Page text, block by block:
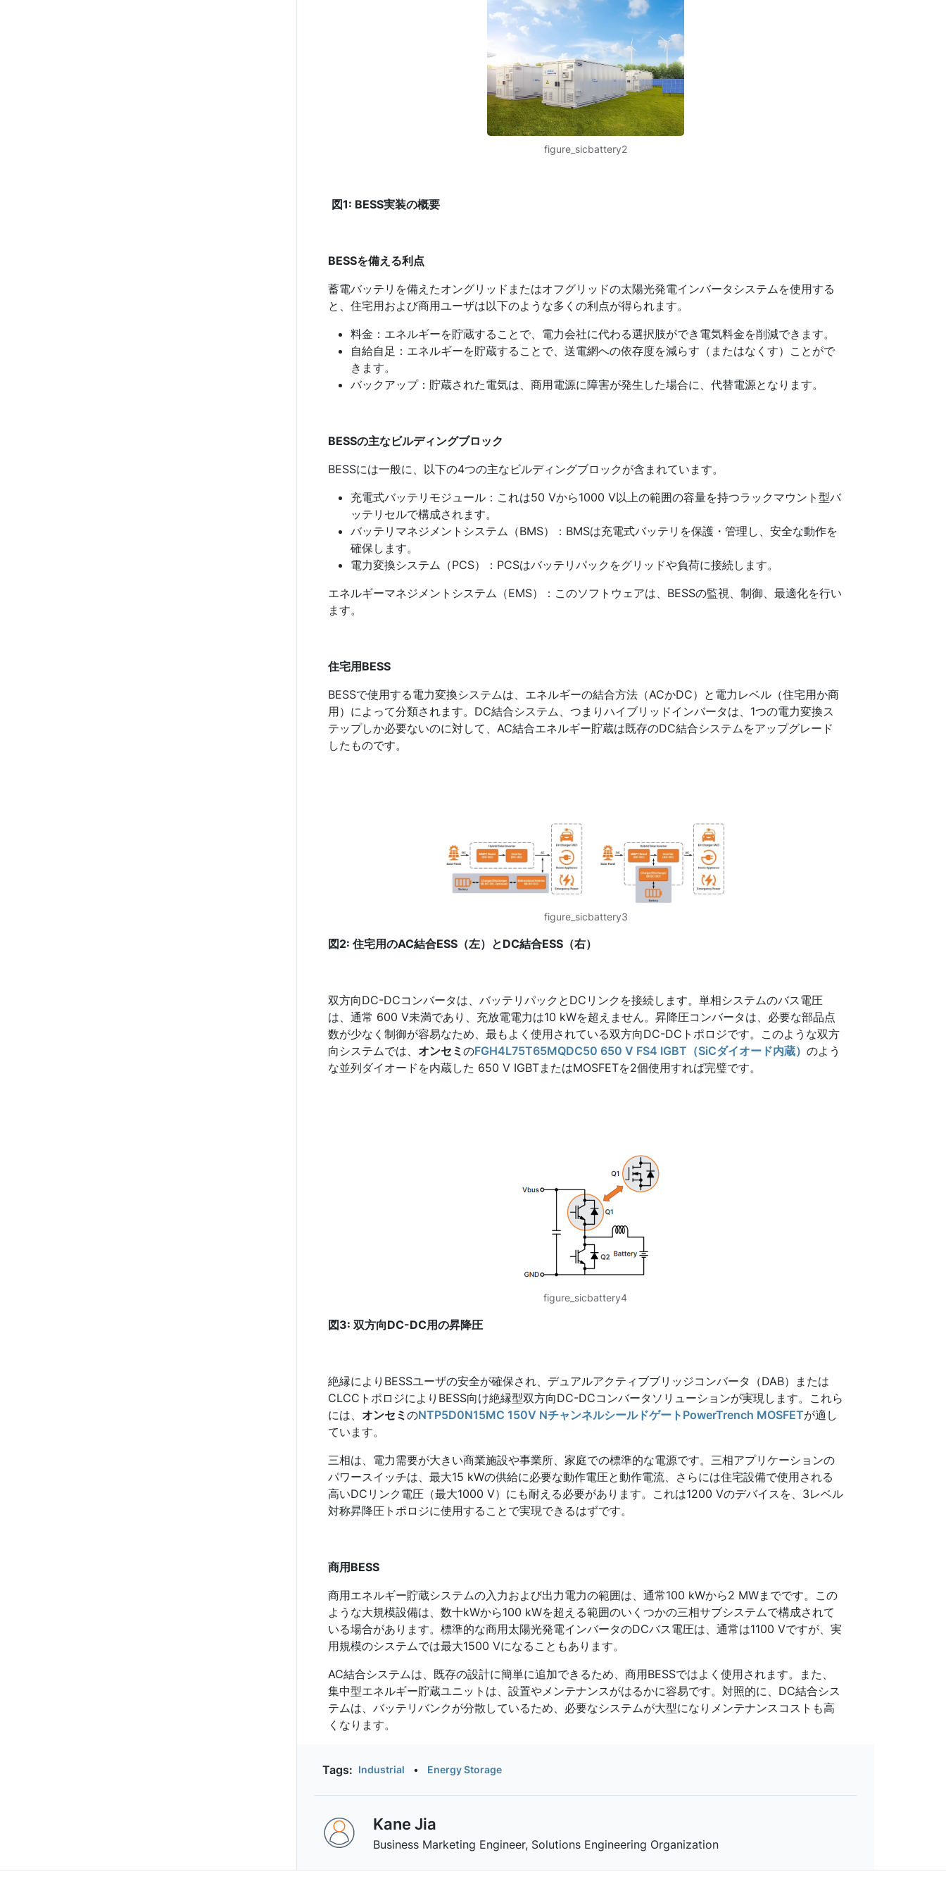
figure_sicbattery2
図1: BESS実装の概要
BESSを備える利点
蓄電バッテリを備えたオングリッドまたはオフグリッドの太陽光発電インバータシステムを使用する
と、住宅用および商用ユーザは以下のような多くの利点が得られます。
料金：エネルギーを貯蔵することで、電力会社に代わる選択肢ができ電気料金を削減できます。
自給自足：エネルギーを貯蔵することで、送電網への依存度を減らす（またはなくす）ことがで
きます。
バックアップ：貯蔵された電気は、商用電源に障害が発生した場合に、代替電源となります。
BESSの主なビルディングブロック
BESSには一般に、以下の4つの主なビルディングブロックが含まれています。
充電式バッテリモジュール：これは50 Vから1000 V以上の範囲の容量を持つラックマウント型バ
ッテリセルで構成されます。
バッテリマネジメントシステム（BMS）：BMSは充電式バッテリを保護・管理し、安全な動作を
確保します。
電力変換システム（PCS）：PCSはバッテリパックをグリッドや負荷に接続します。
エネルギーマネジメントシステム（EMS）：このソフトウェアは、BESSの監視、制御、最適化を行い
ます。
住宅用BESS
BESSで使用する電力変換システムは、エネルギーの結合方法（ACかDC）と電力レベル（住宅用か商
用）によって分類されます。DC結合システム、つまりハイブリッドインバータは、1つの電力変換ス
テップしか必要ないのに対して、AC結合エネルギー貯蔵は既存のDC結合システムをアップグレード
したものです。
figure_sicbattery3
図2: 住宅用のAC結合ESS（左）とDC結合ESS（右）
双方向DC-DCコンバータは、バッテリパックとDCリンクを接続します。単相システムのバス電圧
は、通常 600 V未満であり、充放電電力は10 kWを超えません。昇降圧コンバータは、必要な部品点
数が少なく制御が容易なため、最もよく使用されている双方向DC-DCトポロジです。このような双方
向システムでは、 オンセミ のFGH4L75T65MQDC50 650 V FS4 IGBT（SiCダイオード内蔵） のよう
な並列ダイオードを内蔵した 650 V IGBTまたはMOSFETを2個使用すれば完璧です。
figure_sicbattery4
図3: 双方向DC-DC用の昇降圧
絶縁によりBESSユーザの安全が確保され、デュアルアクティブブリッジコンバータ（DAB）または
CLCCトポロジによりBESS向け絶縁型双方向DC-DCコンバータソリューションが実現します。これら
には、 オンセミ のNTP5D0N15MC 150V NチャンネルシールドゲートPowerTrench MOSFETが適し
ています。
三相は、電力需要が大きい商業施設や事業所、家庭での標準的な電源です。三相アプリケーションの
パワースイッチは、最大15 kWの供給に必要な動作電圧と動作電流、さらには住宅設備で使用される
高いDCリンク電圧（最大1000 V）にも耐える必要があります。これは1200 Vのデバイスを、3レベル
対称昇降圧トポロジに使用することで実現できるはずです。
商用BESS
商用エネルギー貯蔵システムの入力および出力電力の範囲は、通常100 kWから2 MWまでです。この
ような大規模設備は、数十kWから100 kWを超える範囲のいくつかの三相サブシステムで構成されて
いる場合があります。標準的な商用太陽光発電インバータのDCバス電圧は、通常は1100 Vですが、実
用規模のシステムでは最大1500 Vになることもあります。
AC結合システムは、既存の設計に簡単に追加できるため、商用BESSではよく使用されます。また、
集中型エネルギー貯蔵ユニットは、設置やメンテナンスがはるかに容易です。対照的に、DC結合シス
テムは、バッテリバンクが分散しているため、必要なシステムが大型になりメンテナンスコストも高
くなります。
Tags: Industrial • Energy Storage
Kane Jia
Business Marketing Engineer, Solutions Engineering Organization